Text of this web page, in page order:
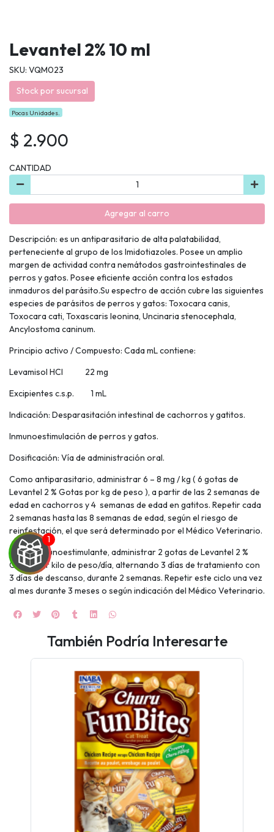
Levantel 2% 10 ml
SKU: VQM023
Stock por sucursal
Pocas Unidades.
$ 2.900
CANTIDAD
Agregar al carro
Descripción: es un antiparasitario de alta palatabilidad,
perteneciente al grupo de los Imidotiazoles. Posee un amplio
margen de actividad contra nemátodos gastrointestinales de
perros y gatos. Posee eficiente acción contra los estados
inmaduros del parásito.Su espectro de acción cubre las siguientes
especies de parásitos de perros y gatos: Toxocara canis,
Toxocara cati, Toxascaris leonina, Uncinaria stenocephala,
Ancylostoma caninum.
Principio activo / Compuesto: Cada mL contiene:
Levamisol HCl 22 mg
Excipientes c.s.p. 1 mL
Indicación: Desparasitación intestinal de cachorros y gatitos.
Inmunoestimulación de perros y gatos.
Dosificación: Vía de administración oral.
Como antiparasitario, administrar 6 – 8 mg / kg ( 6 gotas de
Levantel 2 % Gotas por kg de peso ), a partir de las 2 semanas de
edad en cachorros y 4 semanas de edad en gatitos. Repetir cada
2 semanas hasta las 8 semanas de edad, según el riesgo de
reinfestación, el que será determinado por el Médico Veterinario.
Como inmunoestimulante, administrar 2 gotas de Levantel 2 %
Gotas por kilo de peso/día, alternando 3 días de tratamiento con
3 días de descanso, durante 2 semanas. Repetir este ciclo una vez
al mes durante 3 meses o según indicación del Médico Veterinario.
También Podría Interesarte